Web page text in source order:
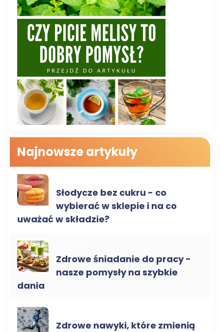
Najnowsze artykuły
Słodycze bez cukru - co
wybierać w sklepie i na co
uważać w składzie?
Zdrowe śniadanie do pracy -
nasze pomysły na szybkie
dania
Zdrowe nawyki, które zmienią